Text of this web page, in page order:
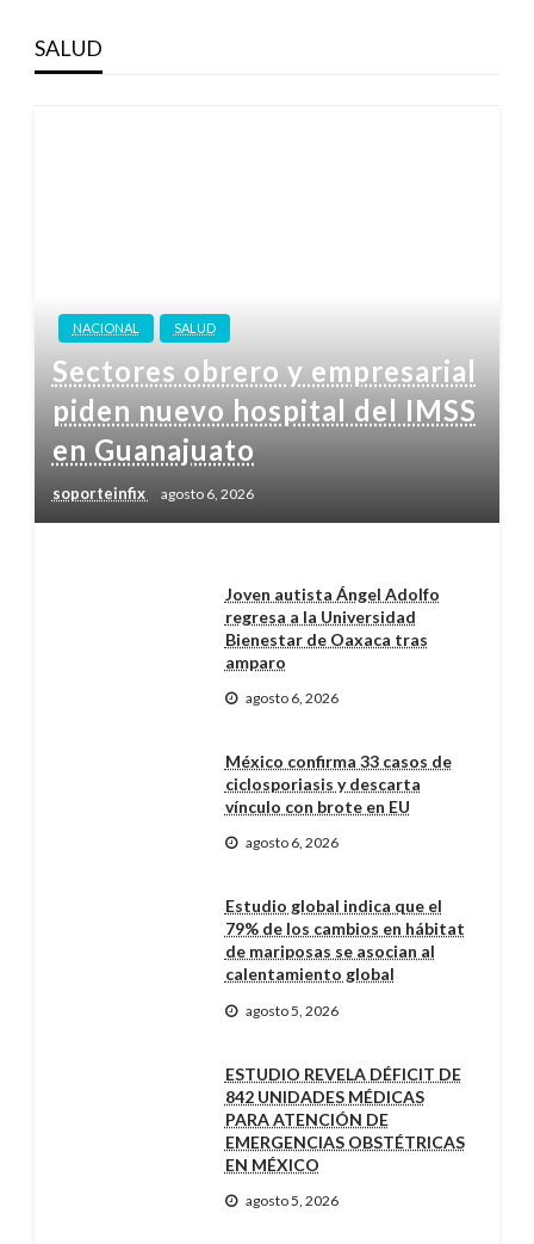
SALUD
NACIONAL SALUD
Sectores obrero y empresarial
piden nuevo hospital del IMSS
en Guanajuato
soporteinfix agosto 6, 2026
Joven autista Ángel Adolfo
regresa a la Universidad
Bienestar de Oaxaca tras
amparo
agosto 6, 2026
México confirma 33 casos de
ciclosporiasis y descarta
vínculo con brote en EU
agosto 6, 2026
Estudio global indica que el
79% de los cambios en hábitat
de mariposas se asocian al
calentamiento global
agosto 5, 2026
ESTUDIO REVELA DÉFICIT DE
842 UNIDADES MÉDICAS
PARA ATENCIÓN DE
EMERGENCIAS OBSTÉTRICAS
EN MÉXICO
agosto 5, 2026